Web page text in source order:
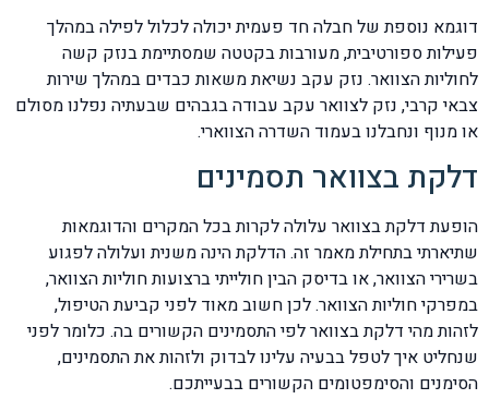
דוגמא נוספת של חבלה חד פעמית יכולה לכלול לפילה במהלך
פעילות ספורטיבית, מעורבות בקטטה שמסתיימת בנזק קשה
לחוליות הצוואר. נזק עקב נשיאת משאות כבדים במהלך שירות
צבאי קרבי, נזק לצוואר עקב עבודה בגבהים שבעתיה נפלנו מסולם
או מנוף ונחבלנו בעמוד השדרה הצווארי.
דלקת בצוואר תסמינים
הופעת דלקת בצוואר עלולה לקרות בכל המקרים והדוגמאות
שתיארתי בתחילת מאמר זה. הדלקת הינה משנית ועלולה לפגוע
בשרירי הצוואר, או בדיסק הבין חולייתי ברצועות חוליות הצוואר,
במפרקי חוליות הצוואר. לכן חשוב מאוד לפני קביעת הטיפול,
לזהות מהי דלקת בצוואר לפי התסמינים הקשורים בה. כלומר לפני
שנחליט איך לטפל בבעיה עלינו לבדוק ולזהות את התסמינים,
הסימנים והסימפטומים הקשורים בבעייתכם.